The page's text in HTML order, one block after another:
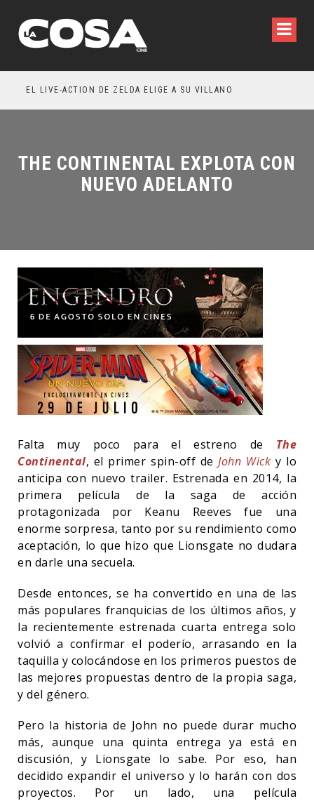
EL LIVE-ACTION DE ZELDA ELIGE A SU VILLANO
THE CONTINENTAL EXPLOTA CON
NUEVO ADELANTO
Falta muy poco para el estreno de The
Continental, el primer spin-off deJohn Wick y lo
anticipa con nuevo trailer. Estrenada en 2014, la
primera película de la saga de acción
protagonizada por Keanu Reeves fue una
enorme sorpresa, tanto por su rendimiento como
aceptación, lo que hizo que Lionsgate no dudara
en darle una secuela.
Desde entonces, se ha convertido en una de las
más populares franquicias de los últimos años, y
la recientemente estrenada cuarta entrega solo
volvió a confirmar el poderío, arrasando en la
taquilla y colocándose en los primeros puestos de
las mejores propuestas dentro de la propia saga,
y del género.
Pero la historia de John no puede durar mucho
más, aunque una quinta entrega ya está en
discusión, y Lionsgate lo sabe. Por eso, han
decidido expandir el universo y lo harán con dos
proyectos. Por un lado, una película